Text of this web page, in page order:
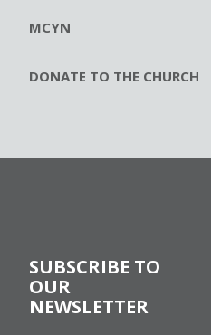
MCYN
DONATE TO THE CHURCH
SUBSCRIBE TO
OUR
NEWSLETTER